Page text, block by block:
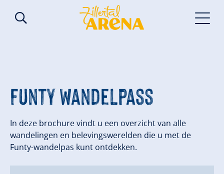
Funty wandelpass
In deze brochure vindt u een overzicht van alle
wandelingen en belevingswerelden die u met de
Funty-wandelpas kunt ontdekken.